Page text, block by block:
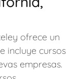
ofrece un
incluye cursos
empresas.